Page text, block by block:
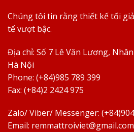
Chúng tôi tin rằng thiết kế tối
tế vượt bậc.
Địa chỉ: Số 7 Lê Văn Lương,
Hà Nội
Phone: (+84)985 789 399
Fax: (+84)2 2424 975
Zalo/ Viber/ Messenger:
Email: remmattroiviet@gmail.com